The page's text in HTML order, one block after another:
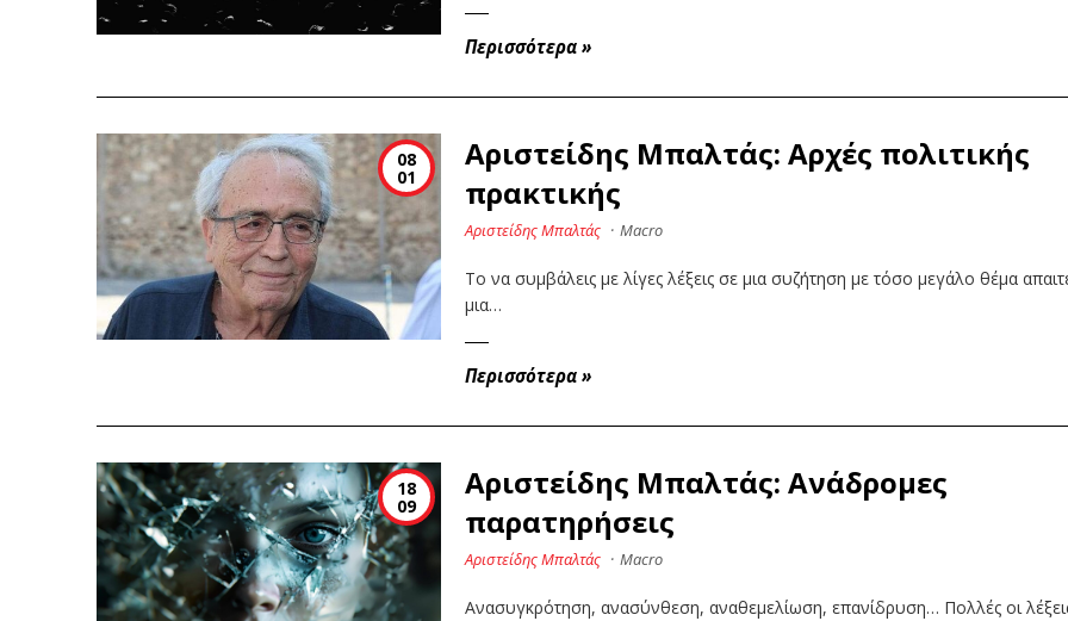
Περισσότερα»
08
01
Αριστείδης Μπαλτάς: Αρχές πολιτικής
πρακτικής
Αριστείδης Μπαλτάς · Macro
Το να συμβάλεις με λίγες λέξεις σε μια συζήτηση με τόσο μεγάλο θέμα
μια…
Περισσότερα»
18
09
Αριστείδης Μπαλτάς: Ανάδρομες
παρατηρήσεις
Αριστείδης Μπαλτάς · Macro
Ανασυγκρότηση, ανασύνθεση, αναθεμελίωση, επανίδρυση… Πολλές οι